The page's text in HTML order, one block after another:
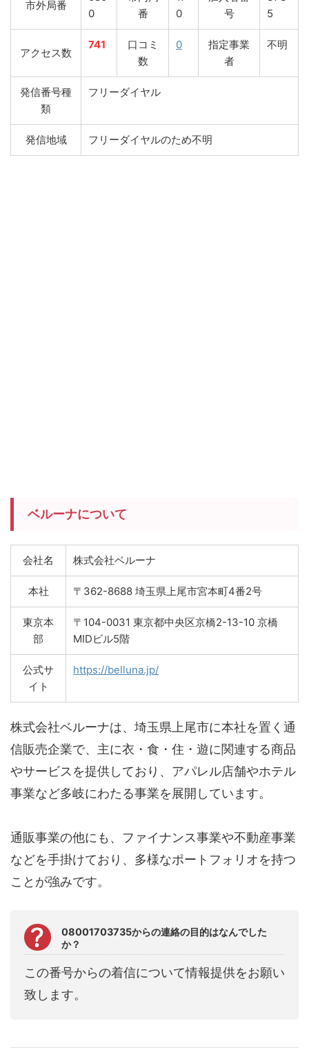
市外局番
0
番
0
号
5
アクセス数
741
口コミ
数
0
指定事業
者
不明
発信番号種
類
フリーダイヤル
発信地域 フリーダイヤルのため不明
ベルーナについて
会社名 株式会社ベルーナ
本社 〒362-8688 埼玉県上尾市宮本町4番2号
東京本
部
〒104-0031 東京都中央区京橋2-13-10 京橋
MIDビル5階
公式サ
イト
https://belluna.jp/
株式会社ベルーナは、埼玉県上尾市に本社を置く通
信販売企業で、主に衣・食・住・遊に関連する商品
やサービスを提供しており、アパレル店舗やホテル
事業など多岐にわたる事業を展開しています。
通販事業の他にも、ファイナンス事業や不動産事業
などを手掛けており、多様なポートフォリオを持つ
ことが強みです。
08001703735からの連絡の目的はなんでした
か？
この番号からの着信について情報提供をお願い
致します。